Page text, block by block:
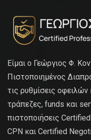
Είμαι ο Γεώργιος Φ.
Πιστοποιημένος
τις ρυθμίσεις
τράπεζες, funds και
πιστοποιήσεις
CPN και Certified